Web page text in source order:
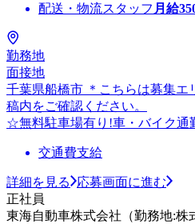
配送・物流スタッフ 月給
勤務地
面接地
千葉県船橋市 ＊こちらは募集エ
稿内をご確認ください。
☆無料駐車場有り!車・バイク通
交通費支給
詳細を見る
応募画面に進む
正社員
東海自動車株式会社（勤務地:株